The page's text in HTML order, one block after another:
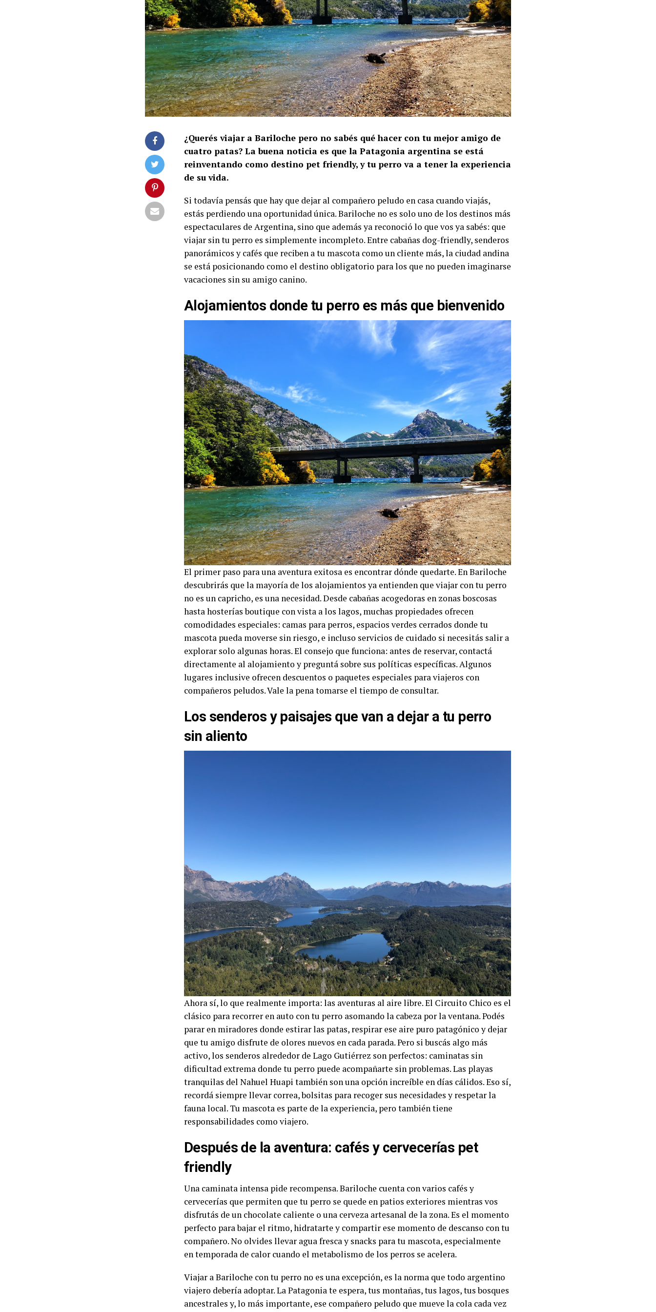
¿Querés viajar a Bariloche pero no sabés qué hacer con tu mejor amigo de
cuatro patas? La buena noticia es que la Patagonia argentina se está
reinventando como destino pet friendly, y tu perro va a tener la experiencia
de su vida.
Si todavía pensás que hay que dejar al compañero peludo en casa cuando viajás,
estás perdiendo una oportunidad única. Bariloche no es solo uno de los destinos más
espectaculares de Argentina, sino que además ya reconoció lo que vos ya sabés: que
viajar sin tu perro es simplemente incompleto. Entre cabañas dog-friendly, senderos
panorámicos y cafés que reciben a tu mascota como un cliente más, la ciudad andina
se está posicionando como el destino obligatorio para los que no pueden imaginarse
vacaciones sin su amigo canino.
Alojamientos donde tu perro es más que bienvenido
El primer paso para una aventura exitosa es encontrar dónde quedarte. En Bariloche
descubrirás que la mayoría de los alojamientos ya entienden que viajar con tu perro
no es un capricho, es una necesidad. Desde cabañas acogedoras en zonas boscosas
hasta hosterías boutique con vista a los lagos, muchas propiedades ofrecen
comodidades especiales: camas para perros, espacios verdes cerrados donde tu
mascota pueda moverse sin riesgo, e incluso servicios de cuidado si necesitás salir a
explorar solo algunas horas. El consejo que funciona: antes de reservar, contactá
directamente al alojamiento y preguntá sobre sus políticas específicas. Algunos
lugares inclusive ofrecen descuentos o paquetes especiales para viajeros con
compañeros peludos. Vale la pena tomarse el tiempo de consultar.
Los senderos y paisajes que van a dejar a tu perro
sin aliento
Ahora sí, lo que realmente importa: las aventuras al aire libre. El Circuito Chico es el
clásico para recorrer en auto con tu perro asomando la cabeza por la ventana. Podés
parar en miradores donde estirar las patas, respirar ese aire puro patagónico y dejar
que tu amigo disfrute de olores nuevos en cada parada. Pero si buscás algo más
activo, los senderos alrededor de Lago Gutiérrez son perfectos: caminatas sin
dificultad extrema donde tu perro puede acompañarte sin problemas. Las playas
tranquilas del Nahuel Huapi también son una opción increíble en días cálidos. Eso sí,
recordá siempre llevar correa, bolsitas para recoger sus necesidades y respetar la
fauna local. Tu mascota es parte de la experiencia, pero también tiene
responsabilidades como viajero.
Después de la aventura: cafés y cervecerías pet
friendly
Una caminata intensa pide recompensa. Bariloche cuenta con varios cafés y
cervecerías que permiten que tu perro se quede en patios exteriores mientras vos
disfrutás de un chocolate caliente o una cerveza artesanal de la zona. Es el momento
perfecto para bajar el ritmo, hidratarte y compartir ese momento de descanso con tu
compañero. No olvides llevar agua fresca y snacks para tu mascota, especialmente
en temporada de calor cuando el metabolismo de los perros se acelera.
Viajar a Bariloche con tu perro no es una excepción, es la norma que todo argentino
viajero debería adoptar. La Patagonia te espera, tus montañas, tus lagos, tus bosques
ancestrales y, lo más importante, ese compañero peludo que mueve la cola cada vez